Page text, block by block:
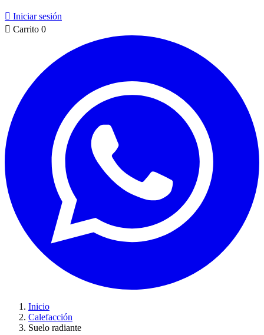
 Iniciar sesión
 Carrito 0
Inicio
Calefacción
Suelo radiante